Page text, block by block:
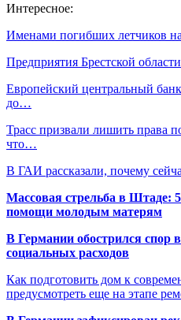
Интересное:
Именами погибших летчиков
Предприятия Брестской
Европейский центральный
до…
Трасс призвали лишить права
что…
В ГАИ рассказали, почему
Массовая стрельба в Штаде:
помощи молодым матерям
В Германии обострился спор
социальных расходов
Как подготовить дом к
предусмотреть еще на этапе